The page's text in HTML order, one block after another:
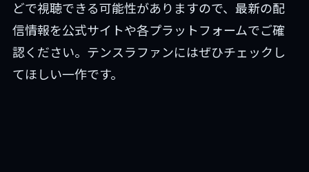
どで視聴できる可能性がありますので、最新の配
信情報を公式サイトや各プラットフォームでご確
認ください。テンスラファンにはぜひチェックし
てほしい一作です。